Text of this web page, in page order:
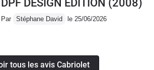
DPF DESIGN EDITION (2008)
Par Stéphane David le 25/06/2026
tous les avis Cabriolet